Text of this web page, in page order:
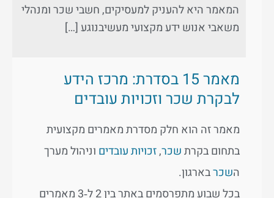
המאמר היא להעניק למעסיקים, חשבי שכר ומנהלי
משאבי אנוש ידע מקצועי מעשיבנוגע […]
מאמר 15 בסדרת: מרכז הידע
לבקרת שכר וזכויות עובדים
מאמר זה הוא חלק מסדרת מאמרים מקצועית
בתחום בקרתשכר,זכויות עובדים וניהול מערך
השכרבארגון.
בכל שבוע מתפרסמים באתר בין 2 ל‑3 מאמרים